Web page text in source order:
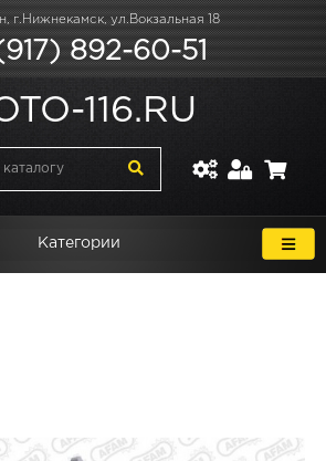
г.Нижнекамск, ул.Вокзальная 18
892-60-51
116.RU
Категории